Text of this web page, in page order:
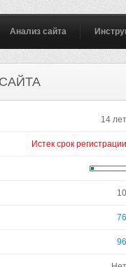
Анализ сайта
14 лет
Истек срок регистрации
10
76
96